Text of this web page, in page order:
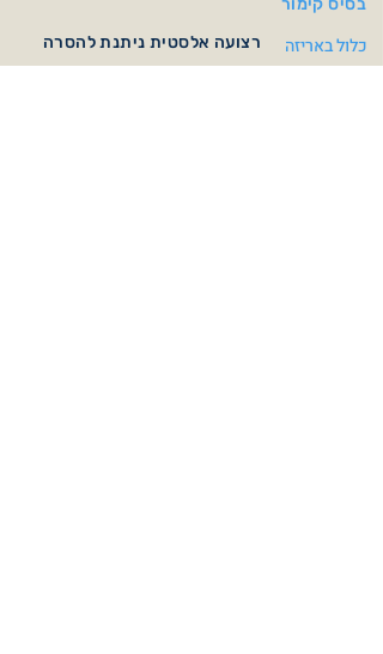
בסיס קימור
רצועה אלסטית ניתנת להסרה
כלול באריזה